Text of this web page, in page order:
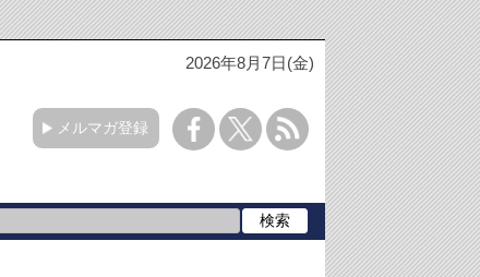
2026年8月7日(金)
メルマガ登録